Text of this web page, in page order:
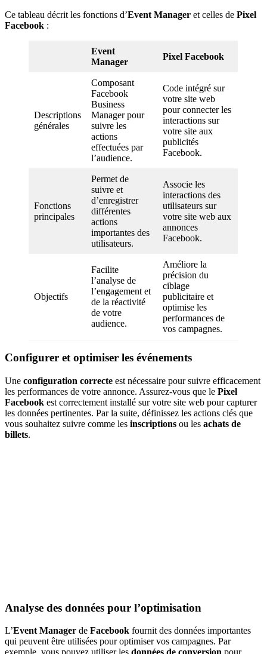
Ce tableau décrit les fonctions d’Event Manager et celles de Pixel
Facebook :
Event
Manager
Pixel Facebook
Descriptions
générales
Composant
Facebook
Business
Manager pour
suivre les
actions
effectuées par
l’audience.
Code intégré sur
votre site web
pour connecter les
interactions sur
votre site aux
publicités
Facebook.
Fonctions
principales
Permet de
suivre et
d’enregistrer
différentes
actions
importantes des
utilisateurs.
Associe les
interactions des
utilisateurs sur
votre site web aux
annonces
Facebook.
Objectifs
Facilite
l’analyse de
l’engagement et
de la réactivité
de votre
audience.
Améliore la
précision du
ciblage
publicitaire et
optimise les
performances de
vos campagnes.
Configurer et optimiser les événements
Une configuration correcte est nécessaire pour suivre efficacement
les performances de votre annonce. Assurez-vous que le Pixel
Facebook est correctement installé sur votre site web pour capturer
les données pertinentes. Par la suite, définissez les actions clés que
vous souhaitez suivre comme les inscriptions ou les achats de
billets.
Analyse des données pour l’optimisation
L’Event Manager de Facebook fournit des données importantes
qui peuvent être utilisées pour optimiser vos campagnes. Par